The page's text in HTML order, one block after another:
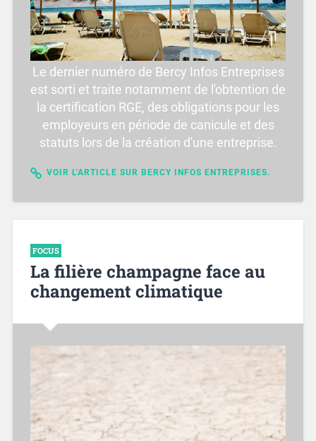
Le dernier numéro de Bercy Infos Entreprises
est sorti et traite notamment de l'obtention de
la certification RGE, des obligations pour les
employeurs en période de canicule et des
statuts lors de la création d'une entreprise.
VOIR L'ARTICLE SUR BERCY INFOS ENTREPRISES.
FOCUS
La filière champagne face au
changement climatique